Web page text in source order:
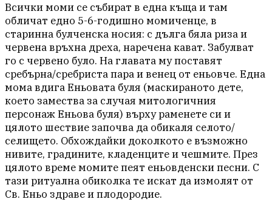
Всички моми се събират в една къща и там
обличат едно 5-6-годишно момиченце, в
старинна булченска носия: с дълга бяла риза и
червена връхна дреха, наречена кават. Забулват
го с червено було. На главата му поставят
сребърна/сребриста пара и венец от еньовче. Една
мома вдига Еньовата буля (маскираното дете,
което замества за случая митологичния
персонаж Еньова буля) върху раменете си и
цялото шествие започва да обикаля селото/
селището. Обхождайки доколкото е възможно
нивите, градините, кладенците и чешмите. През
цялото време момите пеят еньовденски песни. С
тази ритуална обиколка те искат да измолят от
Св. Еньо здраве и плодородие.